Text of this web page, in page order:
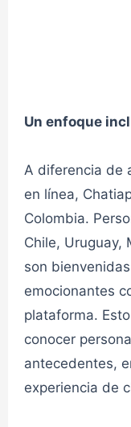
CHAT CYBERSEX
Un enfoque
A diferencia de
en línea,
Colombia.
Chile, Uruguay,
son
emocionantes
plataforma.
conocer
antecedentes,
experiencia de